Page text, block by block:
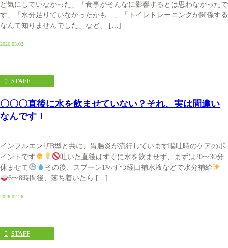
ど気にしていなかった」「食事がそんなに影響するとは思わなかったで
す」「水分足りていなかったかも…」「トイレトレーニングが関係する
なんて知りませんでした」など、 […]
2026.03.02
STAFF
〇〇〇直後に水を飲ませていない？それ、実は間違い
なんです！
インフルエンザB型と共に、胃腸炎が流行しています嘔吐時のケアのポ
イントです
吐いた直後はすぐに水を飲ませず、まずは20〜30分
休ませて
その後、スプーン1杯ずつ経口補水液などで水分補給
6〜8時間後、落ち着いたら […]
2026.02.26
STAFF